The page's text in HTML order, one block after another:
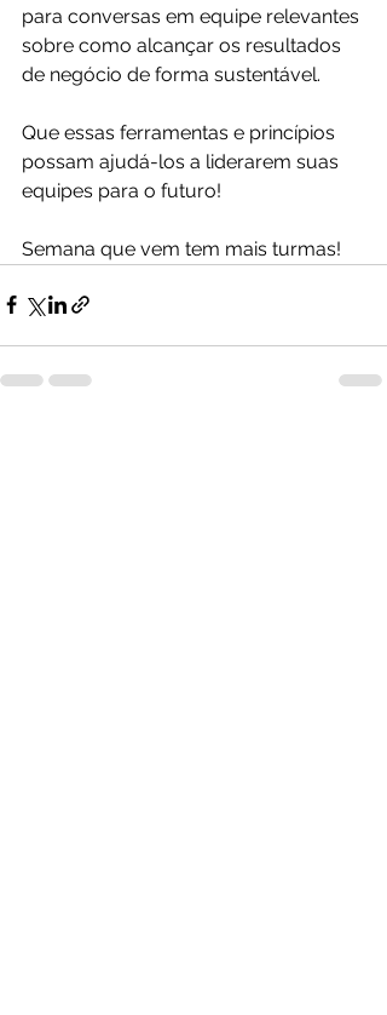
para conversas em equipe relevantes
sobre como alcançar os resultados
de negócio de forma sustentável.
Que essas ferramentas e princípios
possam ajudá-los a liderarem suas
equipes para o futuro!
Semana que vem tem mais turmas!